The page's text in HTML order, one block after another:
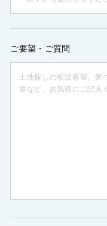
ご要望・ご質問